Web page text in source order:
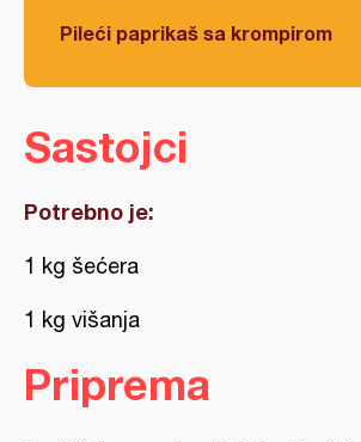
Pileći paprikaš sa krompirom
Sastojci
Potrebno je:
1 kg šećera
1 kg višanja
Priprema